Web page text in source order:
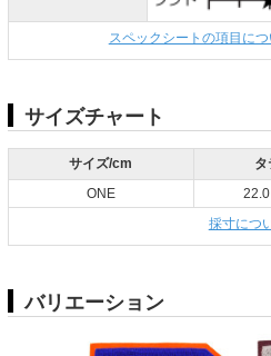
スペックシートの項目につ
サイズチャート
サイズ/cm タ
ONE
採寸につ
バリエーション